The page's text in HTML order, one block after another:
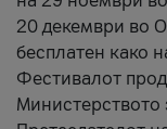
20 декември во
бесплатен како
Фестивалот
Министерството